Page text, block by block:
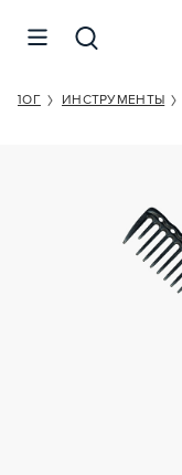
ИНСТРУМЕНТЫ
Y.S.PARK YS-332